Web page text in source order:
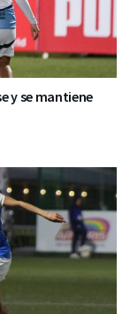
y se mantiene